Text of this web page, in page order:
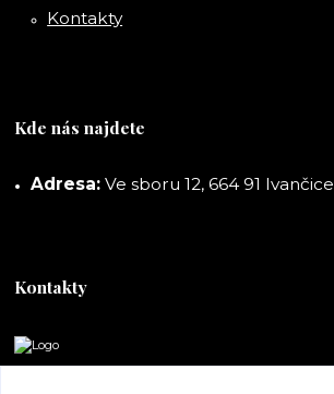
Kontakty
Kde nás najdete
Adresa: Ve sboru 12, 664 91 Ivančice
Kontakty